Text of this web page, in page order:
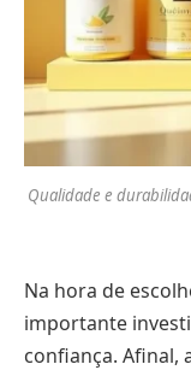
Qualidade e
Na hora de
importante
confiança. Afinal,